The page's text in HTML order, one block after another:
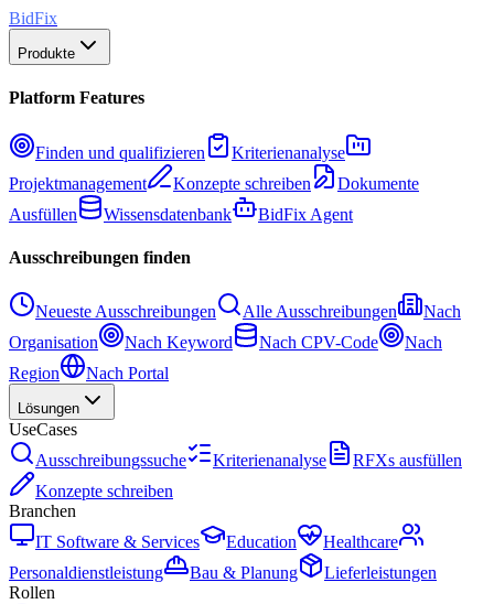
BidFix
Produkte
Platform Features
Finden und qualifizieren
Kriterienanalyse
Projektmanagement
Konzepte schreiben
Dokumente
Ausfüllen
Wissensdatenbank BidFix Agent
Ausschreibungen finden
Neueste Ausschreibungen Alle Ausschreibungen
Nach
Organisation
Nach Keyword Nach CPV-Code
Nach
Region
Nach Portal
Lösungen
UseCases
Ausschreibungssuche
Kriterienanalyse
RFXs ausfüllen
Konzepte schreiben
Branchen
IT Software & Services
Education
Healthcare
Personaldienstleistung
Bau & Planung
Lieferleistungen
Rollen